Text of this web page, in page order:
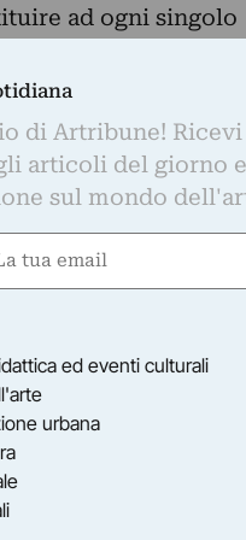
ad ogni singolo
la
Sacra,
al mondo
repertori animali, la
tra città dei vivi e
d.C.
da una
arpinate;
che segna
dalla
nell’area
la modernità
di Artribune!
articoli del giorno
sul mondo
ed eventi culturali
urbana